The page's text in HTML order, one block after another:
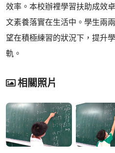
效率。本校辦裡學習扶助成效
文素養落實在生活中。學生兩
望在積極練習的狀況下，提升
軌。
相關照片